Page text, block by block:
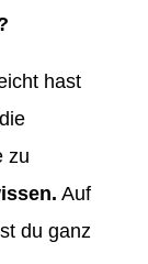
hast
zu
Auf
du ganz